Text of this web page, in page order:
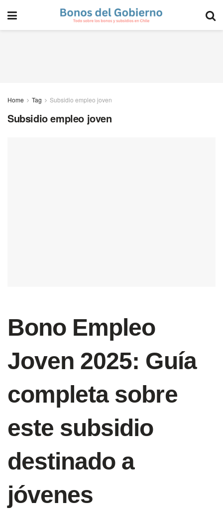
Home Tag Subsidio empleo joven
Subsidio empleo joven
Bono Empleo
Joven 2025: Guía
completa sobre
este subsidio
destinado a
jóvenes